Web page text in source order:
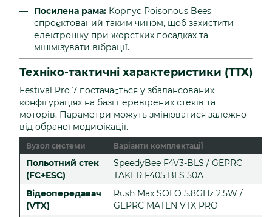
Посилена рама: Корпус Poisonous Bees
спроєктований таким чином, щоб захистити
електроніку при жорстких посадках та
мінімізувати вібрації.
Техніко-тактичні характеристики (ТТХ)
Festival Pro 7 постачається у збалансованих
конфігураціях на базі перевірених стеків та
моторів. Параметри можуть змінюватися залежно
від обраної модифікації.
Вузол системи Варіанти комплектації
Польотний стек
(FC+ESC)
SpeedyBee F4V3-BLS / GEPRC
TAKER F405 BLS 50A
Відеопередавач
(VTX)
Rush Max SOLO 5.8GHz 2.5W /
GEPRC MATEN VTX PRO